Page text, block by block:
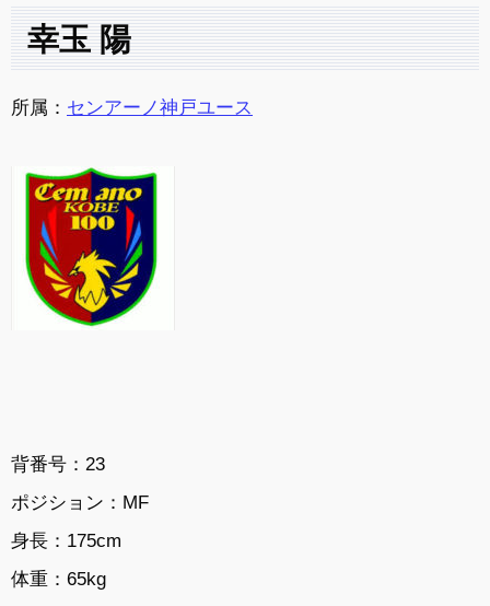
幸玉 陽
所属： センアーノ神戸ユース
背番号：23
ポジション：MF
身長：175cm
体重：65kg